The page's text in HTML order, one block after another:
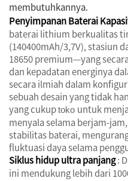
membutuhkannya.
Penyimpanan Baterai
baterai lithium berkualitas
(140400mAh/3,7V), stasiun
18650 premium—yang
dan kepadatan energinya
secara ilmiah dalam
sebuah desain yang tidak
yang cukuptoko untuk
menyala selama berjam-
stabilitas baterai,
fluktuasi daya selama
Siklus hidup ultra panjang:
ini mendukung lebih dari